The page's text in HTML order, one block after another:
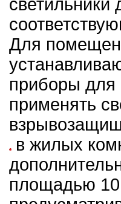
Для
приборы для
применять
в жилых
площадью